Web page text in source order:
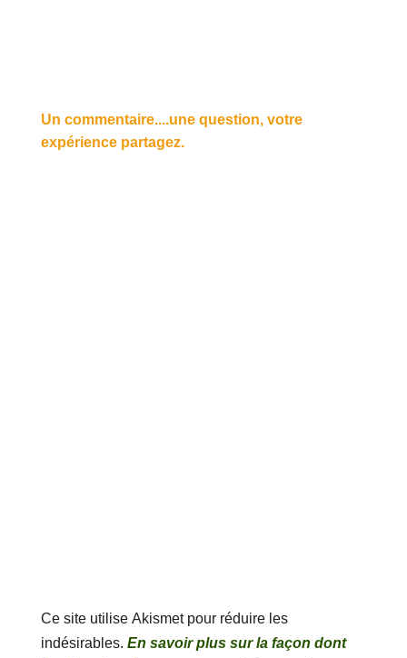
Un commentaire....une question, votre
expérience partagez.
Ce site utilise Akismet pour réduire les
indésirables. En savoir plus sur la façon dont